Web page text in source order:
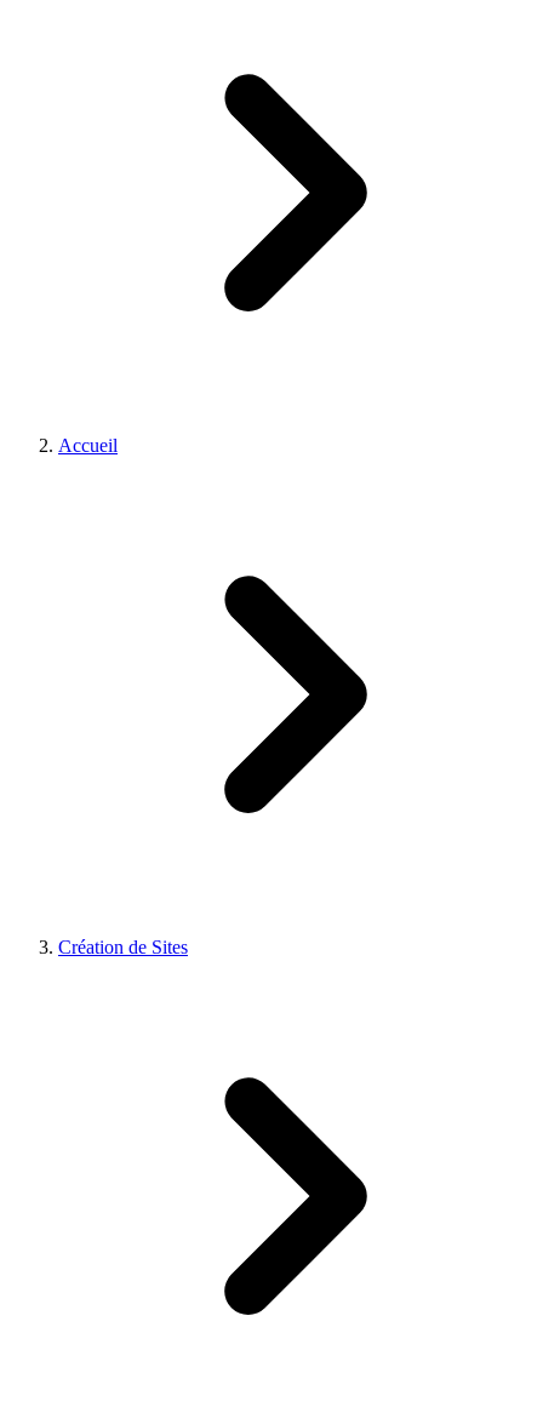
Accueil
Création de Sites